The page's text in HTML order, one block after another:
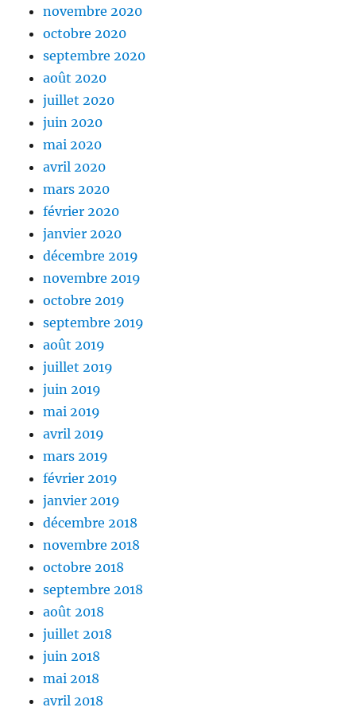
novembre 2020
octobre 2020
septembre 2020
août 2020
juillet 2020
juin 2020
mai 2020
avril 2020
mars 2020
février 2020
janvier 2020
décembre 2019
novembre 2019
octobre 2019
septembre 2019
août 2019
juillet 2019
juin 2019
mai 2019
avril 2019
mars 2019
février 2019
janvier 2019
décembre 2018
novembre 2018
octobre 2018
septembre 2018
août 2018
juillet 2018
juin 2018
mai 2018
avril 2018